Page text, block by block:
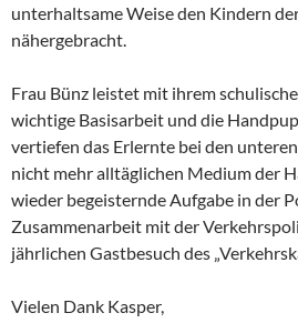
unterhaltsame Weise den Kindern
nähergebracht.
Frau Bünz leistet mit ihrem
wichtige Basisarbeit und die
vertiefen das Erlernte bei den
nicht mehr alltäglichen Medium der
wieder begeisternde Aufgabe in der
Zusammenarbeit mit der
jährlichen Gastbesuch des
Vielen Dank Kasper,